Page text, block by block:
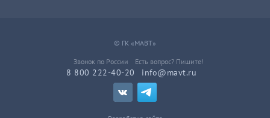
© ГК «МАВТ»
Звонок по России
8 800 222-40-20
Есть вопрос? Пишите!
info@mavt.ru